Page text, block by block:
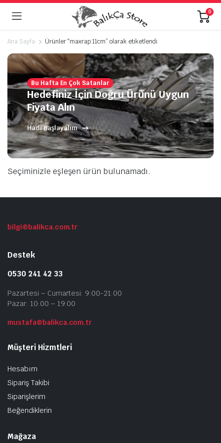
0
Ana Sayfa Ürünler “maxrap 11cm” olarak etiketlendi
Bu Hafta En Çok Satanlar
Hedefiniz İçin Doğru Ürünü Uygun
Fiyata Alın
Hadi Başlayalım
Seçiminizle eşleşen ürün bulunamadı.
bilgi@balikca.com.tr
Destek
0530 241 42 33
Pazartesi – Cumartesi: 9:00-21:00
Pazar: 10:00 – 19:00
mustafa@balikca.com.tr
Müşteri Hizmtleri
Hesabım
Sipariş Takibi
Siparişlerim
Beğendiklerin
Mağaza